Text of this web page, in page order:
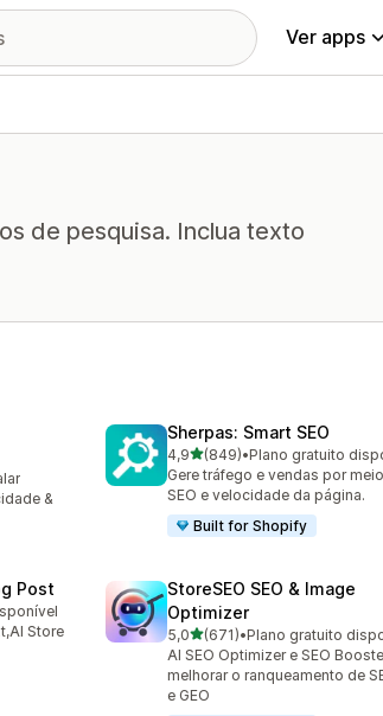
Ver apps
de pesquisa. Inclua texto
&
Sherpas: Smart SEO
4,9de 5 estrelas
(849)
849 avaliações ao todo
•Plano gratuito
Gere tráfego e vendas por
SEO e velocidade da página.
Built for Shopify
Post
Store
StoreSEO SEO & Image
Optimizer
5,0de 5 estrelas
(671)
671 avaliações ao todo
•Plano gratuito
AI SEO Optimizer e SEO
melhorar o ranqueamento de
e GEO